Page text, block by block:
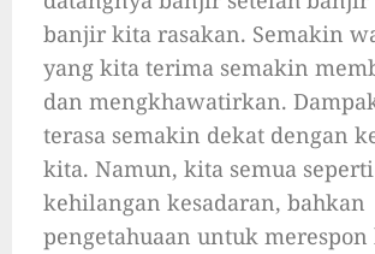
banjir kita rasakan. Semakin
yang kita terima semakin
dan mengkhawatirkan.
terasa semakin dekat dengan
kita. Namun, kita semua seperti
kehilangan kesadaran, bahkan
pengetahuaan untuk merespon